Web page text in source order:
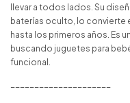
llevar a todos lados. Su
baterías oculto, lo convierte
hasta los primeros años. Es
buscando juguetes para
funcional.